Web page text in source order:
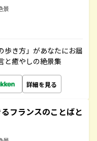
景
歩き方」があなたにお届
と癒やしの絶景集
詳細を見る
フランスのことばと